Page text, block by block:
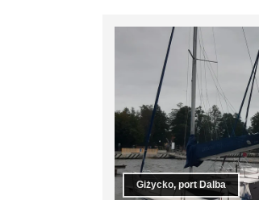
Giżycko, port Dalba